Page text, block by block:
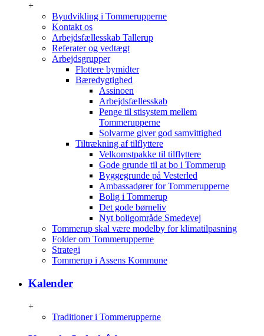
+
Byudvikling i Tommerupperne
Kontakt os
Arbejdsfællesskab Tallerup
Referater og vedtægt
Arbejdsgrupper
Flottere bymidter
Bæredygtighed
Assinoen
Arbejdsfællesskab
Penge til stisystem mellem
Tommerupperne
Solvarme giver god samvittighed
Tiltrækning af tilflyttere
Velkomstpakke til tilflyttere
Gode grunde til at bo i Tommerup
Byggegrunde på Vesterled
Ambassadører for Tommerupperne
Bolig i Tommerup
Det gode børneliv
Nyt boligområde Smedevej
Tommerup skal være modelby for klimatilpasning
Folder om Tommerupperne
Strategi
Tommerup i Assens Kommune
Kalender
+
Traditioner i Tommerupperne